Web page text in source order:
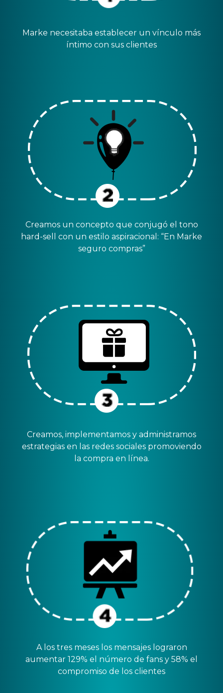
Marke necesitaba establecer un vínculo más
íntimo con sus clientes
Creamos un concepto que conjugó el tono
hard-sell con un estilo aspiracional: “En Marke
seguro compras”
Creamos, implementamos y administramos
estrategias en las redes sociales promoviendo
la compra en línea.
A los tres meses los mensajes lograron
aumentar 129% el número de fans y 58% el
compromiso de los clientes